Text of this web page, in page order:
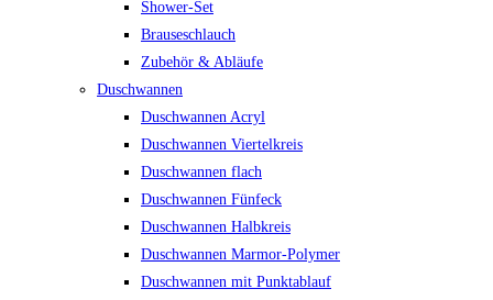
Shower-Set
Brauseschlauch
Zubehör & Abläufe
Duschwannen
Duschwannen Acryl
Duschwannen Viertelkreis
Duschwannen flach
Duschwannen Fünfeck
Duschwannen Halbkreis
Duschwannen Marmor-Polymer
Duschwannen mit Punktablauf